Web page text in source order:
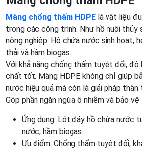
Màng chống thấm HDPE là vật liệu
trong các công trình. Như hồ nuôi thủy
nông nghiệp. Hồ chứa nước sinh hoạt,
thải và hầm biogas.
Với khả năng chống thấm tuyệt đối, độ
chất tốt. Màng HDPE không chỉ giúp
nước hiệu quả mà còn là giải pháp
Góp phần ngăn ngừa ô nhiễm và bảo
Ứng dụng: Lót đáy hồ chứa nước
nước, hầm biogas.
Ưu điểm: Chống thấm tuyệt đối,